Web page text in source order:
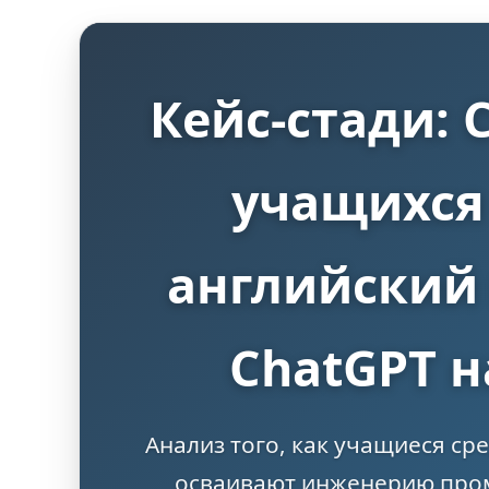
Кейс-стади:
ChatGPT
Анализ того, как учащиеся
осваивают инженерию